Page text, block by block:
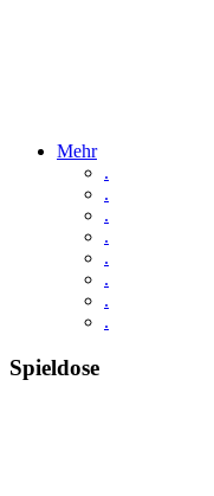
Mehr
.
.
.
.
.
.
.
.
Spieldose